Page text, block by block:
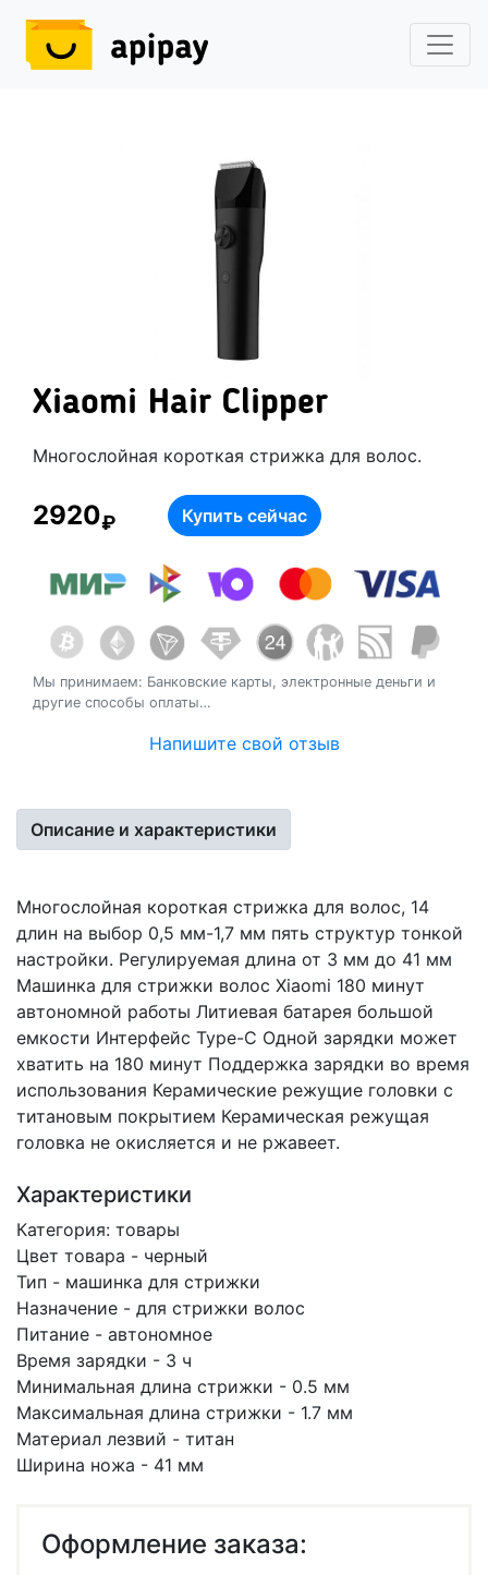
Xiaomi Hair Clipper
Многослойная короткая стрижка для волос.
2920₽
Quantity
Купить сейчас
Мы принимаем: Банковские карты, электронные деньги и
другие способы оплаты…
Напишите свой отзыв
Описание и характеристики
Многослойная короткая стрижка для волос, 14
длин на выбор 0,5 мм-1,7 мм пять структур тонкой
настройки. Регулируемая длина от 3 мм до 41 мм
Машинка для стрижки волос Xiaomi 180 минут
автономной работы Литиевая батарея большой
емкости Интерфейс Type-C Одной зарядки может
хватить на 180 минут Поддержка зарядки во время
использования Керамические режущие головки с
титановым покрытием Керамическая режущая
головка не окисляется и не ржавеет.
Характеристики
Категория: товары
Цвет товара - черный
Тип - машинка для стрижки
Назначение - для стрижки волос
Питание - автономное
Время зарядки - 3 ч
Минимальная длина стрижки - 0.5 мм
Максимальная длина стрижки - 1.7 мм
Материал лезвий - титан
Ширина ножа - 41 мм
Оформление заказа: